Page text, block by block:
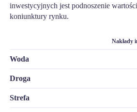
inwestycyjnych jest podnoszenie
koniunktury rynku.
Nakłady
Woda
Droga
Strefa